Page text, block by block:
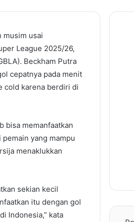
musim usai
League 2025/26,
Beckham Putra
cepatnya pada menit
cold karena berdiri di
bisa memanfaatkan
yang mampu
menaklukkan
sekian kecil
itu dengan gol
Indonesia,” kata